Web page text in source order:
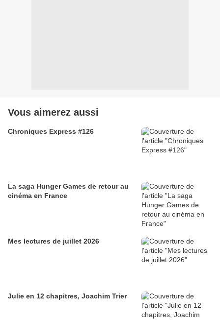
Vous aimerez aussi
Chroniques Express #126
La saga Hunger Games de retour au
cinéma en France
Mes lectures de juillet 2026
Julie en 12 chapitres, Joachim Trier